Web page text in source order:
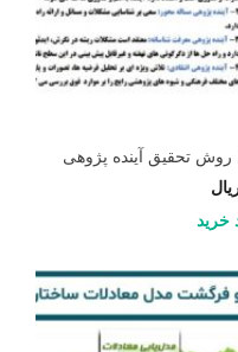
روش تحقیق آینده پژوهی
خرید